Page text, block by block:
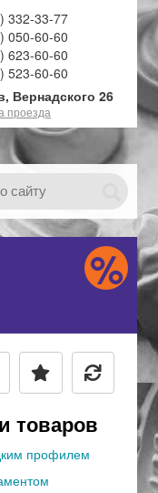
332-33-77
050-60-60
623-60-60
523-60-60
Вернадского 26
проезда
товаров
профилем